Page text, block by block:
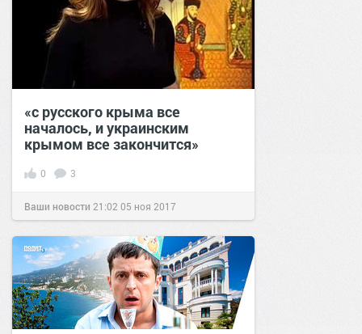
«с русского крыма все
началось, и украинским
крымом все закончится»
0 3
Ваши новости 21:02 05 ноя 2017